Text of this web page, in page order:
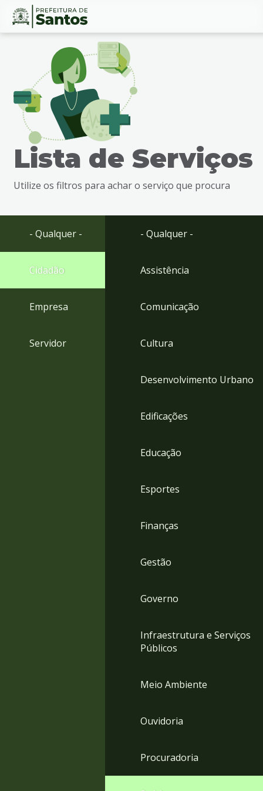
Ir
busca
Ir
rodapé
Conteúdo
Lista de Serviços
Utilize os filtros para achar o serviço que procura
- Qualquer -
Cidadão
Empresa
Servidor
- Qualquer -
Assistência
Comunicação
Cultura
Desenvolvimento Urbano
Edificações
Educação
Esportes
Finanças
Gestão
Governo
Infraestrutura e Serviços
Públicos
Meio Ambiente
Ouvidoria
Procuradoria